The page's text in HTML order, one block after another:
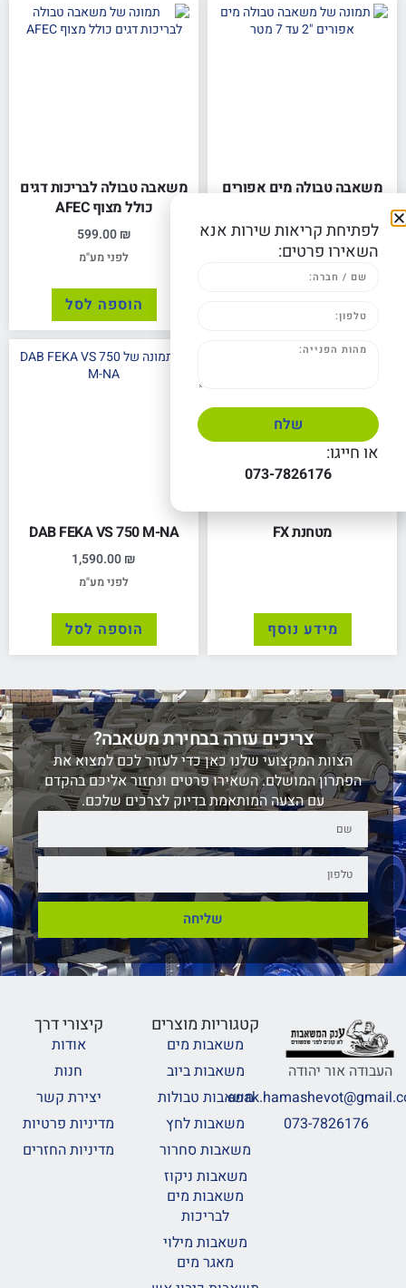
משאבה טבולה מים אפורים
750.00₪
לפני מע"מ
משאבה טבולה לבריכות דגים
כולל מצוף AFEC
599.00₪
לפני מע"מ
הוספה לסל
מטחנת FX
מידע נוסף
DAB FEKA VS 750 M-NA
1,590.00₪
לפני מע"מ
הוספה לסל
צריכים עזרה בבחירת משאבה?
הצוות המקצועי שלנו כאן כדי לעזור לכם למצוא את
הפתרון המושלם. השאירו פרטים ונחזור אליכם בהקדם
עם הצעה המותאמת בדיוק לצרכים שלכם.
שליחה
העבודה אור יהודה
073-7826176
קטגוריות מוצרים
משאבות מים
משאבות ביוב
משאבות טבולות
משאבות לחץ
משאבות סחרור
משאבות ניקוז
משאבות מים
לבריכות
משאבות מילוי
מאגר מים
קיצורי דרך
אודות
חנות
יצירת קשר
מדיניות פרטיות
מדיניות החזרים
לפתיחת קריאות שירות אנא
השאירו פרטים:
שלח
או חייגו:
073-7826176